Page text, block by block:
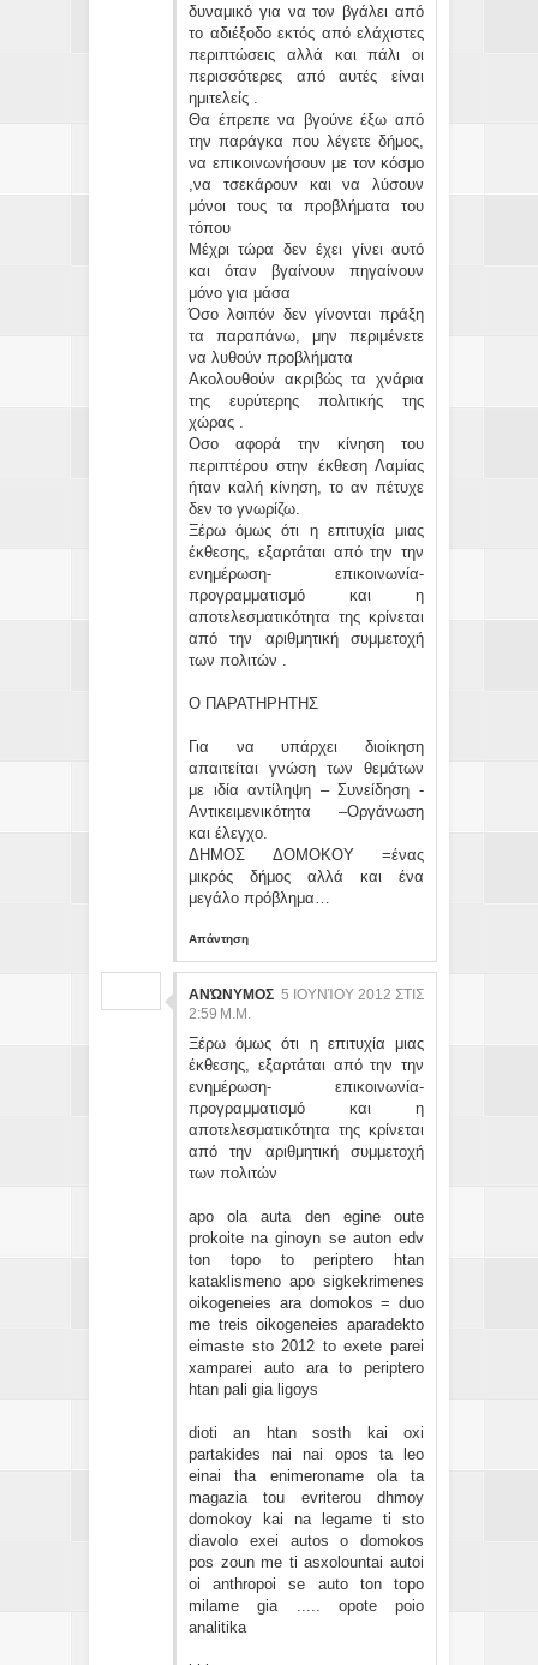
δυναμικό για να τον βγάλει από
το αδιέξοδο εκτός από ελάχιστες
περιπτώσεις αλλά και πάλι οι
περισσότερες από αυτές είναι
ημιτελείς .
Θα έπρεπε να βγούνε έξω από
την παράγκα που λέγετε δήμος,
να επικοινωνήσουν με τον κόσμο
,να τσεκάρουν και να λύσουν
μόνοι τους τα προβλήματα του
τόπου
Μέχρι τώρα δεν έχει γίνει αυτό
και όταν βγαίνουν πηγαίνουν
μόνο για μάσα
Όσο λοιπόν δεν γίνονται πράξη
τα παραπάνω, μην περιμένετε
να λυθούν προβλήματα
Ακολουθούν ακριβώς τα χνάρια
της ευρύτερης πολιτικής της
χώρας .
Οσο αφορά την κίνηση του
περιπτέρου στην έκθεση Λαμίας
ήταν καλή κίνηση, το αν πέτυχε
δεν το γνωρίζω.
Ξέρω όμως ότι η επιτυχία μιας
έκθεσης, εξαρτάται από την την
ενημέρωση- επικοινωνία-
προγραμματισμό και η
αποτελεσματικότητα της κρίνεται
από την αριθμητική συμμετοχή
των πολιτών .
Ο ΠΑΡΑΤΗΡΗΤΗΣ
Για να υπάρχει διοίκηση
απαιτείται γνώση των θεμάτων
με ιδία αντίληψη – Συνείδηση -
Αντικειμενικότητα –Οργάνωση
και έλεγχο.
ΔΗΜΟΣ ΔΟΜΟΚΟΥ =ένας
μικρός δήμος αλλά και ένα
μεγάλο πρόβλημα…
Απάντηση
ΑΝΏΝΥΜΟΣ 5 ΙΟΥΝΊΟΥ 2012 ΣΤΙΣ
2:59 Μ.Μ.
Ξέρω όμως ότι η επιτυχία μιας
έκθεσης, εξαρτάται από την την
ενημέρωση- επικοινωνία-
προγραμματισμό και η
αποτελεσματικότητα της κρίνεται
από την αριθμητική συμμετοχή
των πολιτών
apo ola auta den egine oute
prokoite na ginoyn se auton edv
ton topo to periptero htan
kataklismeno apo sigkekrimenes
oikogeneies ara domokos = duo
me treis oikogeneies aparadekto
eimaste sto 2012 to exete parei
xamparei auto ara to periptero
htan pali gia ligoys
dioti an htan sosth kai oxi
partakides nai nai opos ta leo
einai tha enimeroname ola ta
magazia tou evriterou dhmoy
domokoy kai na legame ti sto
diavolo exei autos o domokos
pos zoun me ti asxolountai autoi
oi anthropoi se auto ton topo
milame gia ..... opote poio
analitika